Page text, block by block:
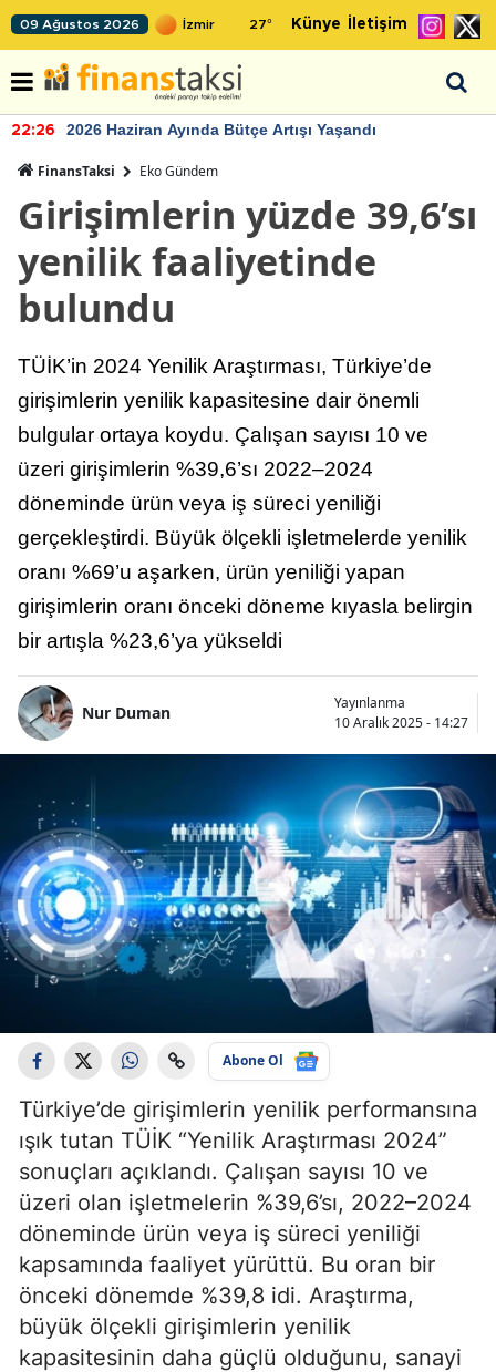
09 Ağustos 2026 27° Künye İletişim
Artışı Yaşandı 22:24 TCMB'nin
FinansTaksi Eko Gündem
Girişimlerin yüzde 39,6’sı
yenilik faaliyetinde
bulundu
TÜİK’in 2024 Yenilik Araştırması, Türkiye’de
girişimlerin yenilik kapasitesine dair önemli
bulgular ortaya koydu. Çalışan sayısı 10 ve
üzeri girişimlerin %39,6’sı 2022–2024
döneminde ürün veya iş süreci yeniliği
gerçekleştirdi. Büyük ölçekli işletmelerde yenilik
oranı %69’u aşarken, ürün yeniliği yapan
girişimlerin oranı önceki döneme kıyasla belirgin
bir artışla %23,6’ya yükseldi
Nur Duman
Yayınlanma
10 Aralık 2025 - 14:27
Abone Ol
Türkiye’de girişimlerin yenilik performansına
ışık tutan TÜİK “Yenilik Araştırması 2024”
sonuçları açıklandı. Çalışan sayısı 10 ve
üzeri olan işletmelerin %39,6’sı, 2022–2024
döneminde ürün veya iş süreci yeniliği
kapsamında faaliyet yürüttü. Bu oran bir
önceki dönemde %39,8 idi. Araştırma,
büyük ölçekli girişimlerin yenilik
kapasitesinin daha güçlü olduğunu, sanayi